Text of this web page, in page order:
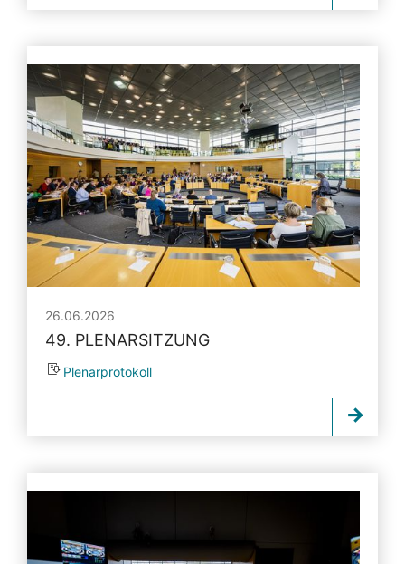
26.06.2026
49. PLENARSITZUNG
Plenarprotokoll